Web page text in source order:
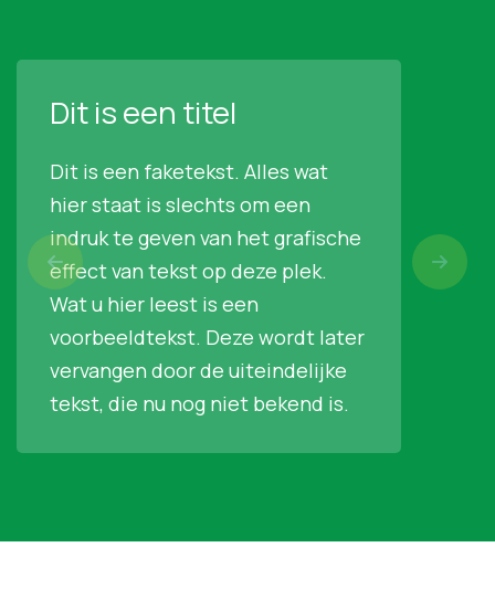
Dit is een titel
Dit is een faketekst. Alles wat
hier staat is slechts om een
indruk te geven van het grafische
effect van tekst op deze plek.
Wat u hier leest is een
voorbeeldtekst. Deze wordt later
vervangen door de uiteindelijke
tekst, die nu nog niet bekend is.